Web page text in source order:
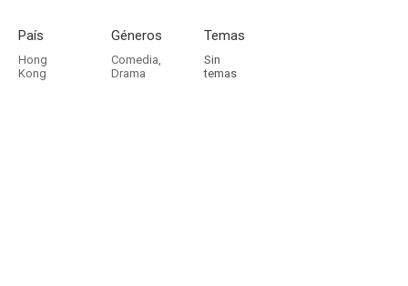
País
Hong
Kong
Géneros
Comedia,
Drama
Temas
Sin
temas